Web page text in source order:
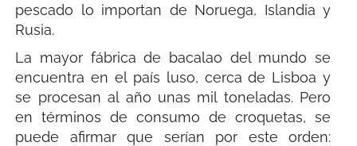
pescado lo importan de Noruega, Islandia y
Rusia.
La mayor fábrica de bacalao del mundo se
encuentra en el país luso, cerca de Lisboa y
se procesan al año unas mil toneladas. Pero
en términos de consumo de croquetas, se
puede afirmar que serían por este orden: